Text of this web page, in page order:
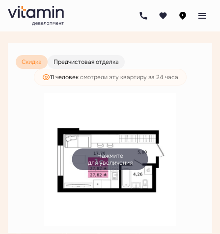
Студия27.82 м 5 992 500 руб.
4 585 000 руб.
Скидка
Предчистовая отделка
11 человексмотрели эту квартиру за 24 часа
Нажмите
для увеличения